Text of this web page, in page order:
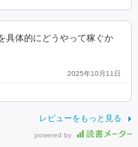
具体的にどうやって稼ぐか
2025年10月11日
レビューをもっと見る
powered by